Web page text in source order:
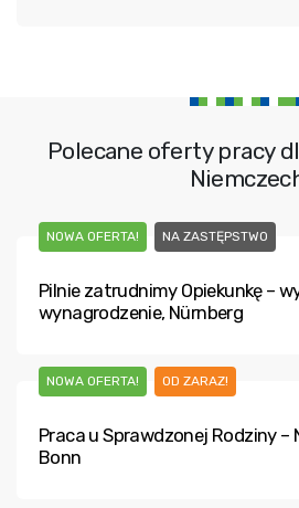
Polecane oferty pracy
NOWA OFERTA! NA ZASTĘPSTWO
Pilnie zatrudnimy Opiekunkę –
wynagrodzenie, Nürnberg
NOWA OFERTA! OD ZARAZ!
Praca u Sprawdzonej Rodziny
Bonn